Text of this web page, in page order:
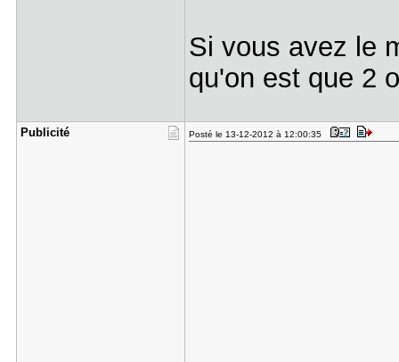
Si vous avez le
qu'on est que 2
Publicité Posté le 13-12-2012 à 12:00:35